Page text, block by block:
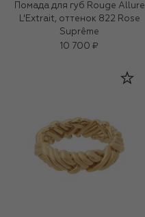
Помада для губ Rouge Allure
L'Extrait, оттенок 822 Rose
Suprême
10 700 ₽